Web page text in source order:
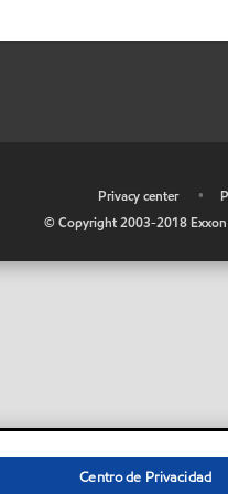
Privacy center •
© Copyright 2003-2018
Centro de Privacidad